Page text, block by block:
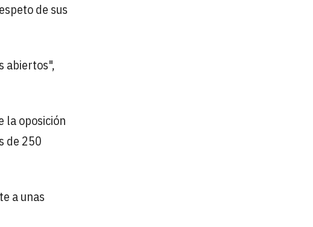
de sus
abiertos",
la oposición
de 250
a unas